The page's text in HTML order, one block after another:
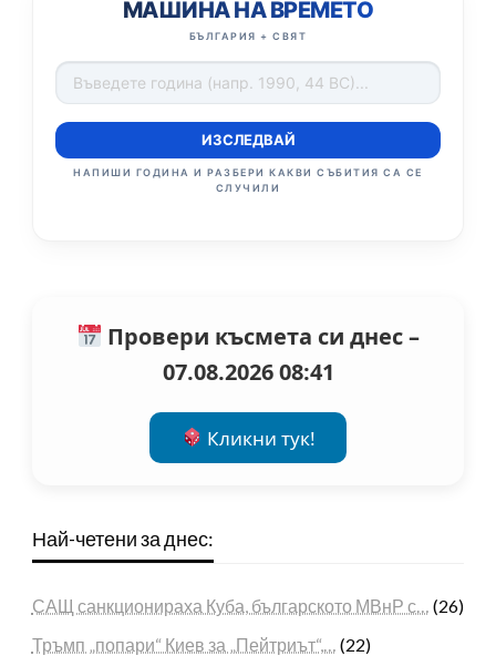
МАШИНА НА ВРЕМЕТО
БЪЛГАРИЯ + СВЯТ
ИЗСЛЕДВАЙ
НАПИШИ ГОДИНА И РАЗБЕРИ КАКВИ СЪБИТИЯ СА СЕ
СЛУЧИЛИ
Провери късмета си днес –
07.08.2026 08:41
Кликни тук!
Най-четени за днес:
САЩ санкционираха Куба, българското МВнР с…
(26)
Тръмп „попари“ Киев за „Пейтриът“,…
(22)